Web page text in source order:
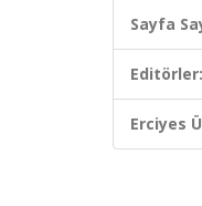
Sayfa
Editörler:
Erciyes